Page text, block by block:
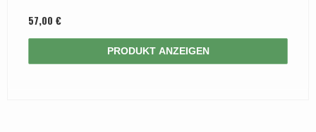
57,00 €
PRODUKT ANZEIGEN